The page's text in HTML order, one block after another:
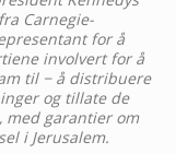
Carnegie-
for å
involvert for å
til − å distribuere
og tillate de
med garantier om
i Jerusalem.